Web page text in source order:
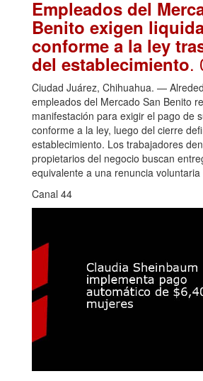
Empleados del
Benito exigen
conforme a la ley
del establecimiento.
Ciudad Juárez, Chihuahua. —
empleados del Mercado San Benito
manifestación para exigir el pago de
conforme a la ley, luego del cierre
establecimiento. Los trabajadores
propietarios del negocio buscan
equivalente a una renuncia voluntaria
Canal 44